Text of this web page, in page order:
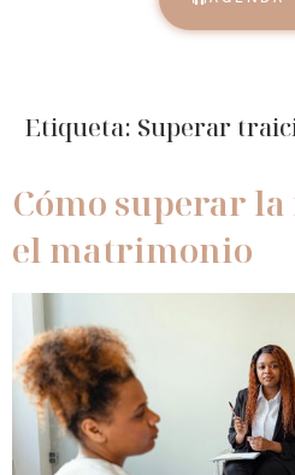
Etiqueta: Superar
Cómo superar
el matrimonio